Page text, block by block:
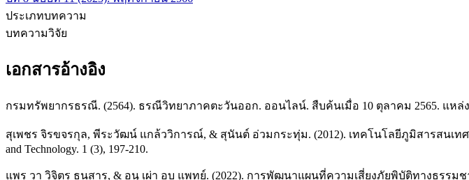
ประเภทบทความ
บทความวิจัย
เอกสารอ้างอิง
กรมทรัพยากรธรณี. (2564). ธรณีวิทยาภาคตะวันออก. ออนไลน์. สืบค้นเมื่อ 10 ตุลาคม 2565. แหล่
สุเพชร จิรขจรกุล, พีระวัฒน์ แกล้ววิการณ์, & สุนันต์ อ่วมกระทุ่ม. (2012). เทคโนโลยีภูมิสารสนเทศ
and Technology. 1 (3), 197-210.
แพร วา วิจิตร ธนสาร, & อนุ เผ่า อบ แพทย์. (2022). การพัฒนาแผนที่ความเสี่ยงภัยพิบัติทางธรรมช